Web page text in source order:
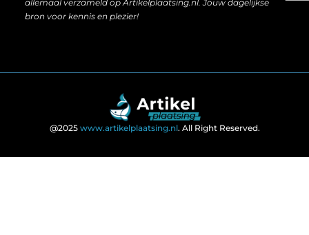
allemaal verzameld op Artikelplaatsing.nl. Jouw dagelijkse
bron voor kennis en plezier!
@2025 www.artikelplaatsing.nl. All Right Reserved.